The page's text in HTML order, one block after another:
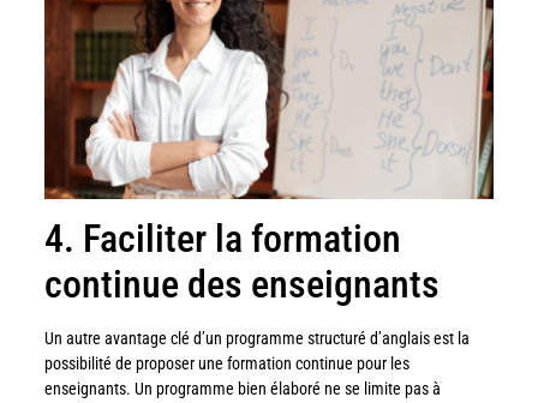
4. Faciliter la formation
continue des enseignants
Un autre avantage clé d’un programme structuré d’anglais est la
possibilité de proposer une formation continue pour les
enseignants. Un programme bien élaboré ne se limite pas à